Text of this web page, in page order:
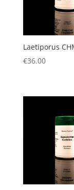
Laetiporus
€36.00